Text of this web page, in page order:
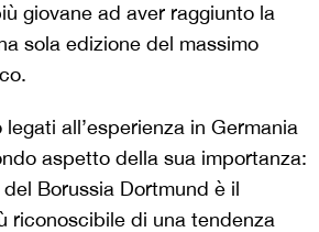
giovane ad aver raggiunto la
sola edizione del massimo
all’esperienza in Germania
aspetto della sua importanza:
del Borussia Dortmund è il
riconoscibile di una tendenza